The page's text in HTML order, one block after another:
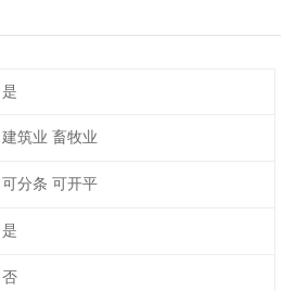
是
建筑业 畜牧业
可分条 可开平
是
否